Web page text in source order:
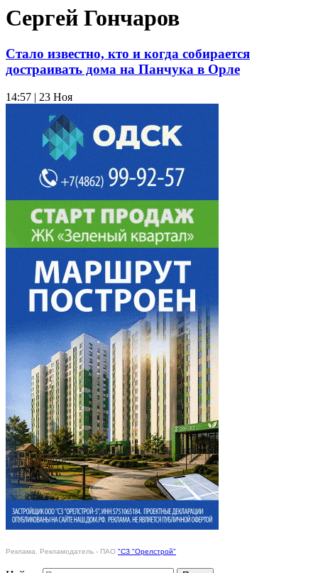
Сергей Гончаров
Стало известно, кто и когда собирается
достраивать дома на Панчука в Орле
14:57 | 23 Ноя
Реклама. Рекламодатель - ПАО "СЗ "Орелстрой"